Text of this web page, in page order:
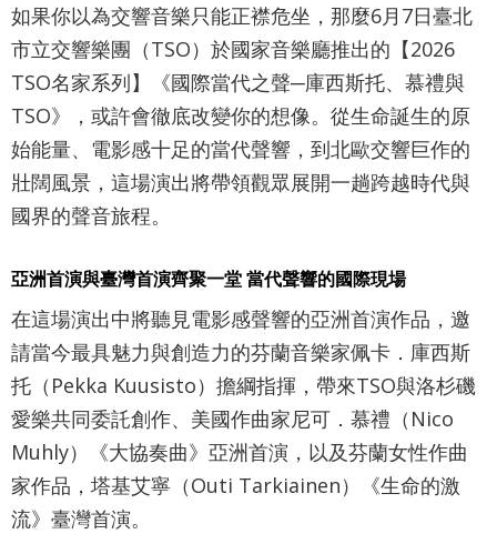
最
新
消
息
文
宣
品
出
版
品
行
政
資
訊
網
如果你以為交響音樂只能正襟危坐，那麼6月7日臺北
市立交響樂團（TSO）於國家音樂廳推出的【2026
TSO名家系列】《國際當代之聲─庫西斯托、慕禮與
TSO》，或許會徹底改變你的想像。從生命誕生的原
始能量、電影感十足的當代聲響，到北歐交響巨作的
壯闊風景，這場演出將帶領觀眾展開一趟跨越時代與
國界的聲音旅程。
亞洲首演與臺灣首演齊聚一堂 當代聲響的國際現場
在這場演出中將聽見電影感聲響的亞洲首演作品，邀
請當今最具魅力與創造力的芬蘭音樂家佩卡．庫西斯
托（Pekka Kuusisto）擔綱指揮，帶來TSO與洛杉磯
愛樂共同委託創作、美國作曲家尼可．慕禮（Nico
Muhly）《大協奏曲》亞洲首演，以及芬蘭女性作曲
家作品，塔基艾寧（Outi Tarkiainen）《生命的激
流》臺灣首演。